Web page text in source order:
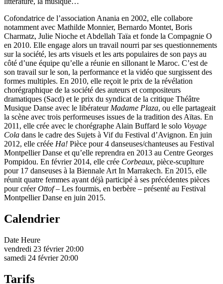
Cofondatrice de l’association Anania en 2002, elle collabore
notamment avec Mathilde Monnier, Bernardo Montet, Boris
Charmatz, Julie Nioche et Abdellah Taïa et fonde la Compagnie O
en 2010. Elle engage alors un travail nourri par ses questionnements
sur la société, les arts visuels et les arts populaires de son pays au
côté d’une équipe qu’elle a réunie en sillonant le Maroc. C’est de
son travail sur le son, la performance et la vidéo que surgissent des
formes multiples. En 2010, elle reçoit le prix de la révélation
chorégraphique de la société des auteurs et compositeurs
dramatiques (Sacd) et le prix du syndicat de la critique Théâtre
Musique Danse avec le libérateur Madame Plaza, ou elle partageait
la scène avec trois performeuses issues de la tradition des Aïtas. En
2011, elle crée avec le chorégraphe Alain Buffard le solo Voyage
Cola dans le cadre des Sujets à Vif du Festival d’Avignon. En juin
2012, elle créée Ha! Pièce pour 4 danseuses/chanteuses au Festival
Montpellier Danse et qu’elle reprendra en 2013 au Centre Georges
Pompidou. En février 2014, elle crée Corbeaux, pièce-scuplture
pour 17 danseuses à la Biennale Art In Marrakech. En 2015, elle
réunit quatre femmes ayant déjà participé à ses précédentes pièces
pour créerOttof– Les fourmis, en berbère – présenté au Festival
Montpellier Danse en juin 2015.
Calendrier
Date Heure
vendredi 23 février 20:00
samedi 24 février 20:00
Tarifs